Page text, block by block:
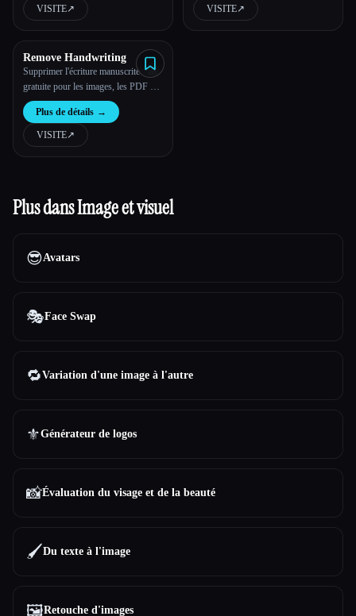
VISITE↗︎ VISITE↗︎
Remove Handwriting
Supprimer l'écriture manuscrite - IA
gratuite pour les images, les PDF et
les documents numérisés
Plus de détails →
VISITE↗︎
Plus dans Image et visuel
😎Avatars
🎭Face Swap
🔁Variation d'une image à l'autre
⚜️Générateur de logos
📸Évaluation du visage et de la beauté
🖌️Du texte à l'image
🖼️Retouche d'images